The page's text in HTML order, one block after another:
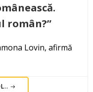
român?”
Lovin, afirmă